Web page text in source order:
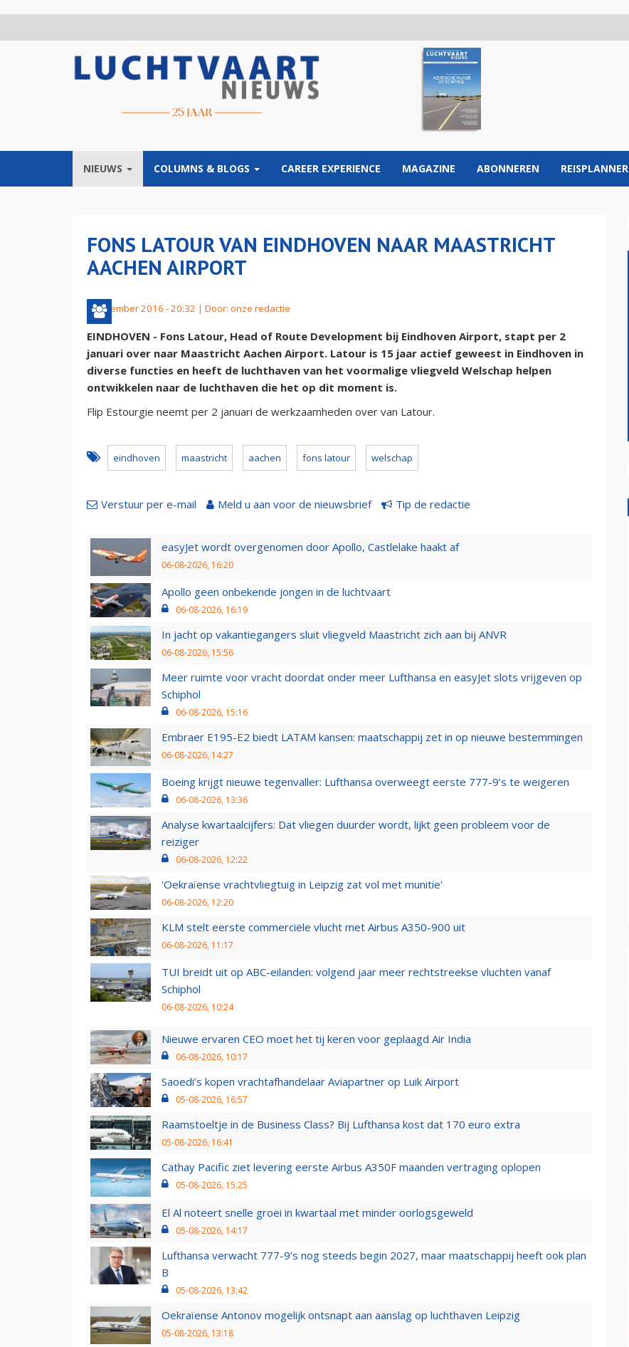
NIEUWS COLUMNS & BLOGS CAREER EXPERIENCE MAGAZINE ABONNEREN REISPLANNER
FONS LATOUR VAN EINDHOVEN NAAR MAASTRICHT
AACHEN AIRPORT
2 december 2016 - 20:32 | Door: onze redactie
EINDHOVEN - Fons Latour, Head of Route Development bij Eindhoven Airport, stapt per 2
januari over naar Maastricht Aachen Airport. Latour is 15 jaar actief geweest in Eindhoven in
diverse functies en heeft de luchthaven van het voormalige vliegveld Welschap helpen
ontwikkelen naar de luchthaven die het op dit moment is.
Flip Estourgie neemt per 2 januari de werkzaamheden over van Latour.
eindhoven maastricht aachen fons latour welschap
Verstuur per e-mail Meld u aan voor de nieuwsbrief Tip de redactie
easyJet wordt overgenomen door Apollo, Castlelake haakt af
06-08-2026, 16:20
Apollo geen onbekende jongen in de luchtvaart
06-08-2026, 16:19
In jacht op vakantiegangers sluit vliegveld Maastricht zich aan bij ANVR
06-08-2026, 15:56
Meer ruimte voor vracht doordat onder meer Lufthansa en easyJet slots vrijgeven op
Schiphol
06-08-2026, 15:16
Embraer E195-E2 biedt LATAM kansen: maatschappij zet in op nieuwe bestemmingen
06-08-2026, 14:27
Boeing krijgt nieuwe tegenvaller: Lufthansa overweegt eerste 777-9’s te weigeren
06-08-2026, 13:36
Analyse kwartaalcijfers: Dat vliegen duurder wordt, lijkt geen probleem voor de
reiziger
06-08-2026, 12:22
'Oekraïense vrachtvliegtuig in Leipzig zat vol met munitie'
06-08-2026, 12:20
KLM stelt eerste commerciële vlucht met Airbus A350-900 uit
06-08-2026, 11:17
TUI breidt uit op ABC-eilanden: volgend jaar meer rechtstreekse vluchten vanaf
Schiphol
06-08-2026, 10:24
Nieuwe ervaren CEO moet het tij keren voor geplaagd Air India
06-08-2026, 10:17
Saoedi’s kopen vrachtafhandelaar Aviapartner op Luik Airport
05-08-2026, 16:57
Raamstoeltje in de Business Class? Bij Lufthansa kost dat 170 euro extra
05-08-2026, 16:41
Cathay Pacific ziet levering eerste Airbus A350F maanden vertraging oplopen
05-08-2026, 15:25
El Al noteert snelle groei in kwartaal met minder oorlogsgeweld
05-08-2026, 14:17
Lufthansa verwacht 777-9’s nog steeds begin 2027, maar maatschappij heeft ook plan
B
05-08-2026, 13:42
Oekraïense Antonov mogelijk ontsnapt aan aanslag op luchthaven Leipzig
05-08-2026, 13:18